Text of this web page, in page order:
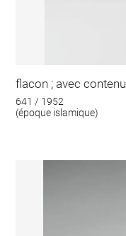
flacon ; avec contenu
641 / 1952
(époque islamique)